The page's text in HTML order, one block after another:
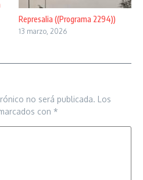
Represalia ((Programa 2294))
13 marzo, 2026
no será publicada. Los
con *